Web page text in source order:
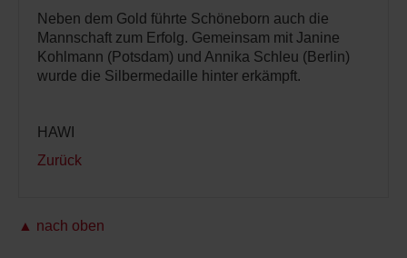
Neben dem Gold führte Schöneborn auch die
Mannschaft zum Erfolg. Gemeinsam mit Janine
Kohlmann (Potsdam) und Annika Schleu (Berlin)
wurde die Silbermedaille hinter erkämpft.
HAWI
Zurück
▲ nach oben